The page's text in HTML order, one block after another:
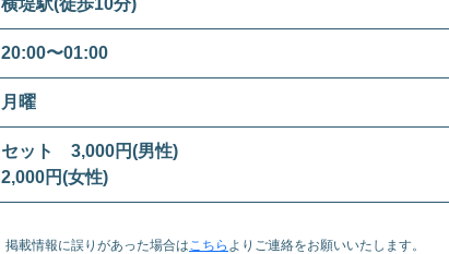
横堤駅(徒歩10分)
20:00〜01:00
月曜
セット 3,000円(男性)
2,000円(女性)
掲載情報に誤りがあった場合はこちら より ご連絡をお願いいたします。